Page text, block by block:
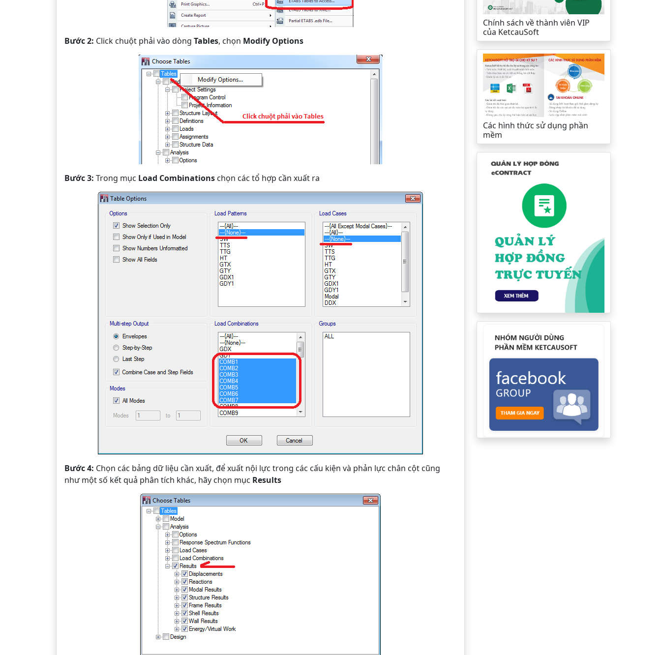
Bước 2: Click chuột phải vào dòng Tables, chọn Modify Options
Bước 3: Trong mục Load Combinations chọn các tổ hợp cần xuất ra
Bước 4: Chọn các bảng dữ liệu cần xuất, để xuất nội lực trong các cấu kiện và phản lực chân cột cũng
như một số kết quả phân tích khác, hãy chọn mục Results
Chính sách về thành viên VIP
của KetcauSoft
Các hình thức sử dụng phần
mềm